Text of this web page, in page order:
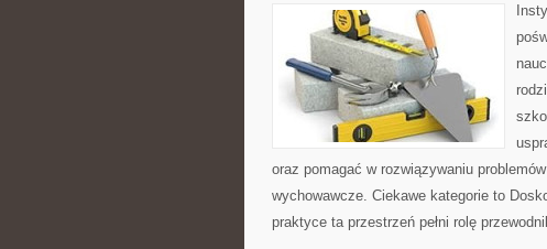
oraz pomagać w rozwiązywaniu
wychowawcze. Ciekawe kategorie to
praktyce ta przestrzeń pełni rolę